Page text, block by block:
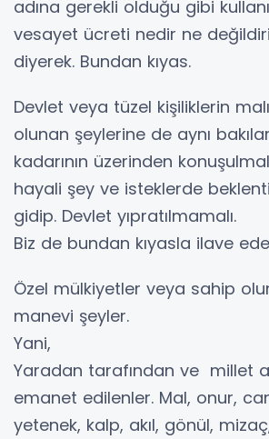
adına gerekli olduğu gibi
vesayet ücreti nedir ne
diyerek. Bundan kıyas.
Devlet veya tüzel kişiliklerin
olunan şeylerine de aynı
kadarının üzerinden
hayali şey ve isteklerde
gidip. Devlet yıpratılmamalı.
Biz de bundan kıyasla ilave
Özel mülkiyetler veya sahip
manevi şeyler.
Yani,
Yaradan tarafından ve millet
emanet edilenler. Mal, onur,
yetenek, kalp, akıl, gönül,